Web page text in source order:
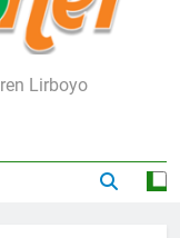
Lirboyo